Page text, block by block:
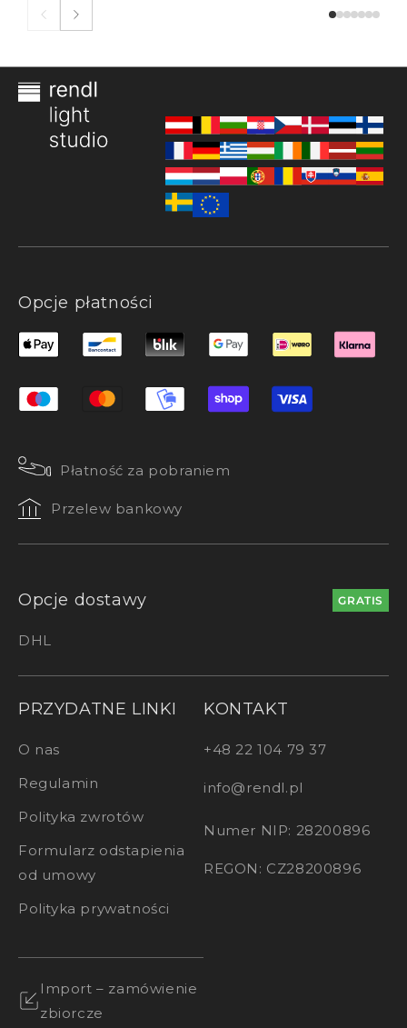
Opcje płatności
Płatność za pobraniem
Przelew bankowy
Opcje dostawy GRATIS
DHL
PRZYDATNE LINKI
O nas
Regulamin
Polityka zwrotów
Formularz odstapienia
od umowy
Polityka prywatności
Import – zamówienie
zbiorcze
KONTAKT
+48 22 104 79 37
info@rendl.pl
Numer NIP: 28200896
REGON: CZ28200896